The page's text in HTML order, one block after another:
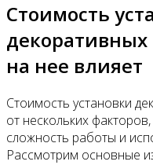
Стоимость
на нее влияет
Стоимость установки
от нескольких
сложность работы и
Рассмотрим основные